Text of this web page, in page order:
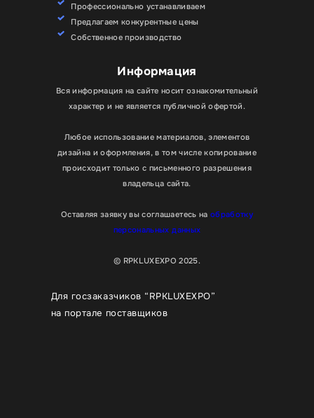
Профессионально устанавливаем
Предлагаем конкурентные цены
Собственное производство
Информация
Вся информация на сайте носит ознакомительный
характер и не является публичной офертой.
Любое использование материалов, элементов
дизайна и оформления, в том числе копирование
происходит только с письменного разрешения
владельца сайта.
Оставляя заявку вы соглашаетесь на обработку
персональных данных
© RPKLUXEXPO 2025.
Для госзаказчиков “RPKLUXEXPO”
на портале поставщиков